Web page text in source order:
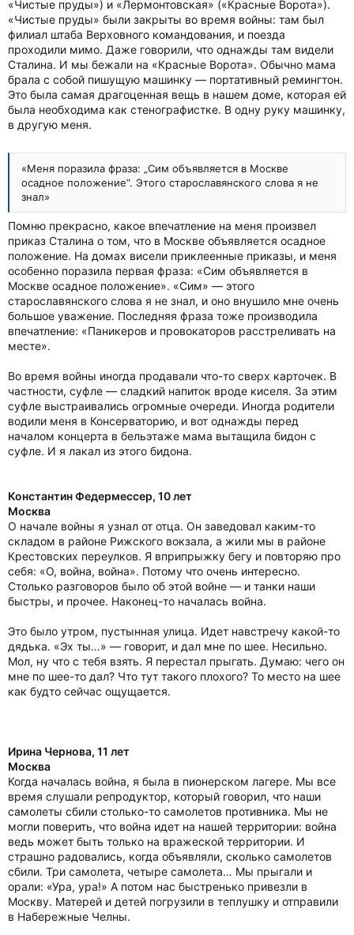
«Чистые пруды») и «Лермонтовская» («Красные Ворота»).
«Чистые пруды» были закрыты во время войны: там был
филиал штаба Верховного командования, и поезда
проходили мимо. Даже говорили, что однажды там видели
Сталина. И мы бежали на «Красные Ворота». Обычно мама
брала с собой пишущую машинку — портативный ремингтон.
Это была самая драгоценная вещь в нашем доме, которая ей
была необходима как стенографистке. В одну руку машинку,
в другую меня.
«Меня поразила фраза: „Сим объявляется в Москве
осадное положение“. Этого старославянского слова я не
знал»
Помню прекрасно, какое впечатление на меня произвел
приказ Сталина о том, что в Москве объявляется осадное
положение. На домах висели приклеенные приказы, и меня
особенно поразила первая фраза: «Сим объявляется в
Москве осадное положение». «Сим» — этого
старославянского слова я не знал, и оно внушило мне очень
большое уважение. Последняя фраза тоже производила
впечатление: «Паникеров и провокаторов расстреливать на
месте».
Во время войны иногда продавали что-то сверх карточек. В
частности, суфле — сладкий напиток вроде киселя. За этим
суфле выстраивались огромные очереди. Иногда родители
водили меня в Консерваторию, и вот однажды перед
началом концерта в бельэтаже мама вытащила бидон с
суфле. И я лакал из этого бидона.
Константин Федермессер, 10 лет
Москва
О начале войны я узнал от отца. Он заведовал каким-то
складом в районе Рижского вокзала, а жили мы в районе
Крестовских переулков. Я вприпрыжку бегу и повторяю про
себя: «О, война, война». Потому что очень интересно.
Столько разговоров было об этой войне — и танки наши
быстры, и прочее. Наконец-то началась война.
Это было утром, пустынная улица. Идет навстречу какой-то
дядька. «Эх ты…» — говорит, и дал мне по шее. Несильно.
Мол, ну что с тебя взять. Я перестал прыгать. Думаю: чего он
мне по шее-то дал? Что тут такого плохого? То место на шее
как будто сейчас ощущается.
Ирина Чернова, 11 лет
Москва
Когда началась война, я была в пионерском лагере. Мы все
время слушали репродуктор, который говорил, что наши
самолеты сбили столько-то самолетов противника. Мы не
могли поверить, что война идет на нашей территории: война
ведь может быть только на вражеской территории. И
страшно радовались, когда объявляли, сколько самолетов
сбили. Три самолета, четыре самолета… Мы прыгали и
орали: «Ура, ура!» А потом нас быстренько привезли в
Москву. Матерей и детей погрузили в теплушку и отправили
в Набережные Челны.